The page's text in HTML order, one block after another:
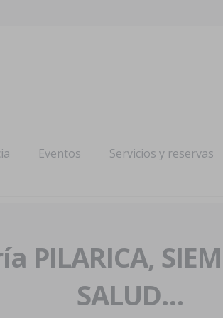
Eventos Servicios y reservas
PILARICA,
SALUD…